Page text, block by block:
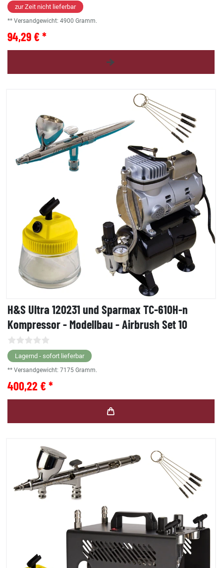
zur Zeit nicht lieferbar
** Versandgewicht: 4900 Gramm.
94,29 € *
H&S Ultra 120231 und Sparmax TC-610H-n
Kompressor - Modellbau - Airbrush Set 10
Lagernd - sofort lieferbar
** Versandgewicht: 7175 Gramm.
400,22 € *